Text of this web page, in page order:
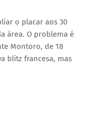
o placar aos 30
área. O problema é
Montoro, de 18
blitz francesa, mas